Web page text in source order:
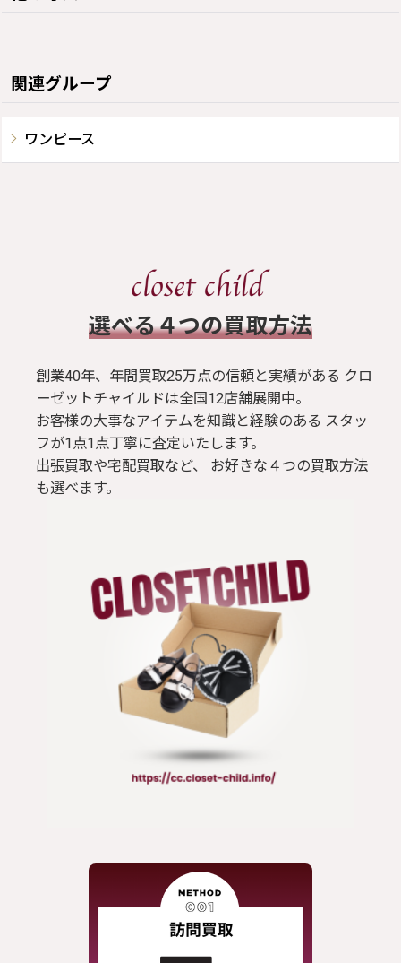
関連グループ
ワンピース
​選べる４つの買取方法
創業40年、年間買取25万点の信頼と実績がある クロ
ーゼットチャイルドは全国12店舗展開中。
お客様の大事なアイテムを知識と経験のある スタッ
フが1点1点丁寧に査定いたします。
出張買取や宅配買取など、 お好きな４つの買取方法
も選べます。